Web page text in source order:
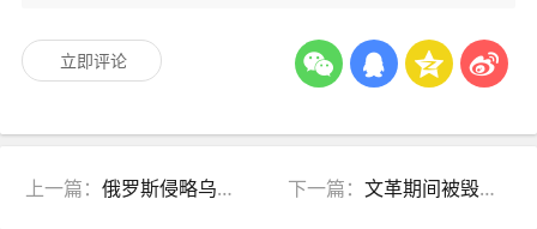
立即评论
上一篇： 俄罗斯侵略乌克兰-战事短评 下一篇：​​​​​​​文革期间被毁文物清单出炉